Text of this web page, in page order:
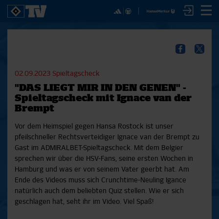
2. Bundesliga 18/19
Bundesliga 17/18
Bundesliga 16/17
Pokal- und Testspiele
Testspiele
U17
Reportagen
Interviews
Reportagen
Trainingslager
Verein
HSVTV-ABO!
Mit dem HSVtv-Abo hast Du vollen Zugriff auf über
100 Videos jeden Monat, darunter alle Saisonspiele
exklusive Interviews, Pressekonferenzen und vieles
mehr.
JETZT ZUM ABO
02.09.2023 Spieltagscheck
"DAS LIEGT MIR IN DEN GENEN" -
Spieltagscheck mit Ignace van der
Brempt
Vor dem Heimspiel gegen Hansa Rostock ist unser
pfeilschneller Rechtsverteidiger Ignace van der Brempt zu
Gast im ADMIRALBET-Spieltagscheck. Mit dem Belgier
sprechen wir über die HSV-Fans, seine ersten Wochen in
Hamburg und was er von seinem Vater geerbt hat. Am
Ende des Videos muss sich Crunchtime-Neuling Igance
natürlich auch dem beliebten Quiz stellen. Wie er sich
geschlagen hat, seht ihr im Video. Viel Spaß!